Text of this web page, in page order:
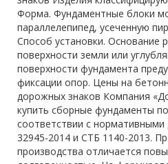
Форма. Фундаментные блоки
параллелепипед, усеченную
Способ установки. Основание
поверхности земли или
поверхности фундамента
фиксации опор. Цены на
дорожных знаков Компания
купить сборные фундаменты
соответствии с
32945-2014 и СТБ 1140-2013.
производства отличается